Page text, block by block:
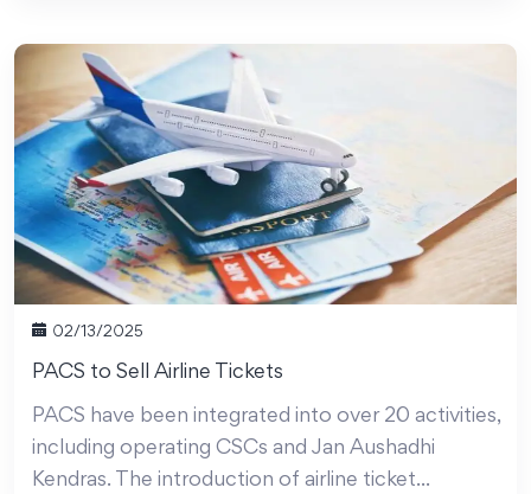
02/13/2025
PACS to Sell Airline Tickets
PACS have been integrated into over 20 activities,
including operating CSCs and Jan Aushadhi
Kendras. The introduction of airline ticket...